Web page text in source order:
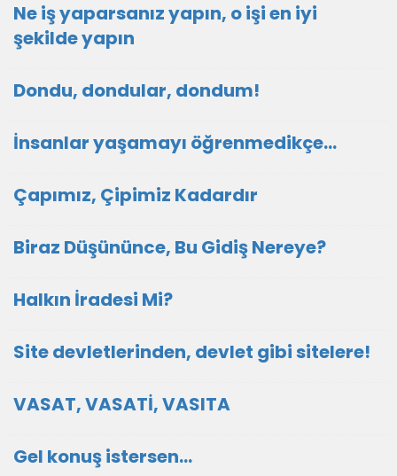
Ne iş yaparsanız yapın, o işi en iyi
şekilde yapın
Dondu, dondular, dondum!
İnsanlar yaşamayı öğrenmedikçe...
Çapımız, Çipimiz Kadardır
Biraz Düşününce, Bu Gidiş Nereye?
Halkın İradesi Mi?
Site devletlerinden, devlet gibi sitelere!
VASAT, VASATİ, VASITA
Gel konuş istersen...